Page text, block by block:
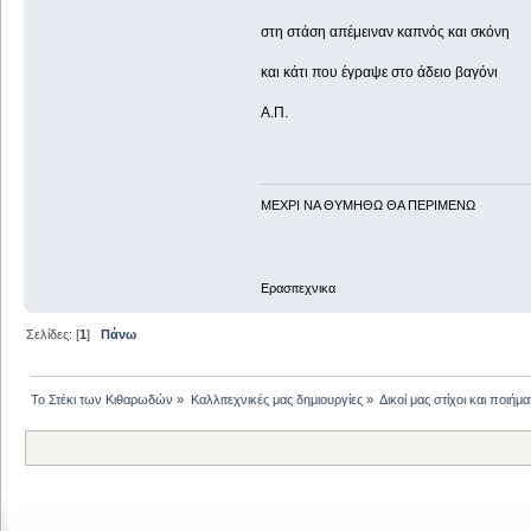
στη στάση απέμειναν καπνός και σκόνη
και κάτι που έγραψε στο άδειο βαγόνι
Α.Π.
ΜΕΧΡΙ ΝΑ ΘΥΜHΘΩ ΘΑ ΠΕΡΙΜΕΝΩ
Ερασιτεχνικα
Σελίδες: [1]
Πάνω
Το Στέκι των Κιθαρωδών » Καλλιτεχνικές μας δημιουργίες» Δικοί μας στίχοι και